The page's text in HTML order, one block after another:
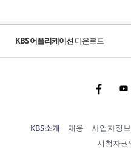
KBS 어플리케이션다운로드
Facebook
KBS소개 채용 사업자정보
시청자권